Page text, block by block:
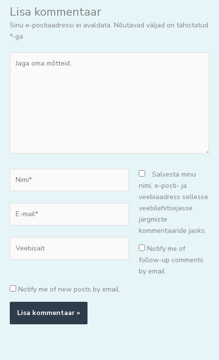
Lisa kommentaar
Sinu e-postiaadressi ei avaldata. Nõutavad väljad on tähistatud
*-ga
oma
mail*
Salvesta minu
nimi, e-posti- ja
veebiaadress sellesse
veebilehitsejasse
järgmiste
kommentaaride jaoks.
Notify me of
follow-up comments
by email.
Notify me of new posts by email.